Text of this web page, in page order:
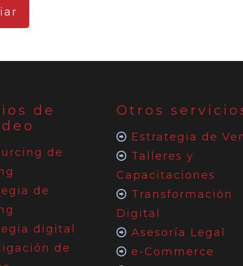
de
de
de
digital
de
Otros
Estrategia de
Talleres y
Capacitaciones
Transformación
Digital
Asesoría Legal
e-Commerce